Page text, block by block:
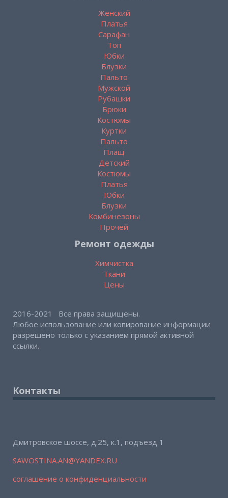
Женский
Платья
Сарафан
Топ
Юбки
Блузки
Пальто
Мужской
Рубашки
Брюки
Костюмы
Куртки
Пальто
Плащ
Детский
Костюмы
Платья
Юбки
Блузки
Комбинезоны
Прочей
Ремонт одежды
Химчистка
Ткани
Цены
2016-2021 Все права защищены.
Любое использование или копирование информации
разрешено только с указанием прямой активной
ссылки.
Контакты
Дмитровское шоссе, д.25, к.1, подъезд 1
SAWOSTINA.AN@YANDEX.RU
соглашение о конфиденциальности